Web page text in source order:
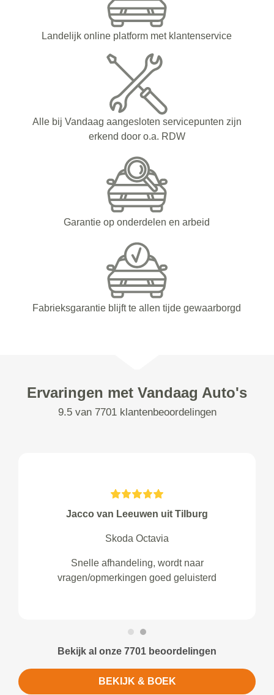
Landelijk online platform met klantenservice
Alle bij Vandaag aangesloten servicepunten zijn
erkend door o.a. RDW
Garantie op onderdelen en arbeid
Fabrieksgarantie blijft te allen tijde gewaarborgd
Ervaringen met Vandaag Auto's
9.5 van 7701 klantenbeoordelingen
Jacco van Leeuwen uit Tilburg
Skoda Octavia
Snelle afhandeling, wordt naar
vragen/opmerkingen goed geluisterd
Bekijk al onze 7701 beoordelingen
BEKIJK & BOEK